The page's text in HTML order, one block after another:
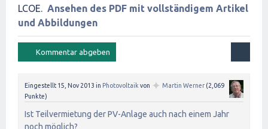
LCOE. Ansehen des PDF mit vollständigem Artikel
und Abbildungen
Eingestellt 15, Nov 2013 in Photovoltaik von ✦ Martin Werner (2,069
Punkte)
Ist Teilvermietung der PV-Anlage auch nach einem Jahr
noch möglich?